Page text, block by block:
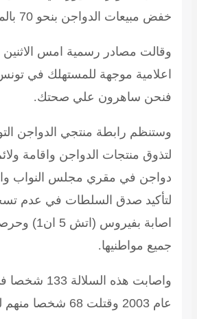
خفض مبيعات الدواجن بنحو 70 بالمئة
وقالت مصادر رسمية امس
اعلامية موجهة للمستهلك في
فنحن ساهرون علي صحتك.
وستنظم رابطة منتجي الدواجن
لتذوق منتجات الدواجن واقامة
دواجن في مقري مجلس النواب
لتأكيد صدق السلطات في عدم
اصابة
جميع مواطنيها.
واصابت هذه
عام 2003 وقتلت 68